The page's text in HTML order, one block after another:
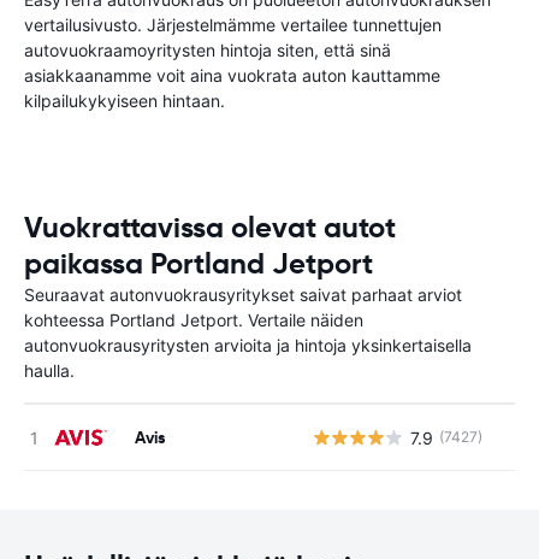
vertailusivusto. Järjestelmämme vertailee tunnettujen
autovuokraamoyritysten hintoja siten, että sinä
asiakkaanamme voit aina vuokrata auton kauttamme
kilpailukykyiseen hintaan.
Vuokrattavissa olevat autot
paikassa Portland Jetport
Seuraavat autonvuokrausyritykset saivat parhaat arviot
kohteessa Portland Jetport. Vertaile näiden
autonvuokrausyritysten arvioita ja hintoja yksinkertaisella
haulla.
Avis 7.9 (7427)